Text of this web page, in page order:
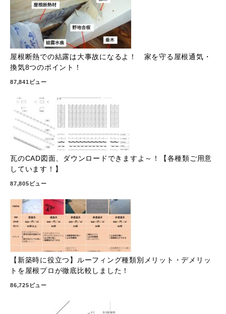
屋根断熱での結露は大事故になるよ！ 家を守る屋根通気・
換気8つのポイント！
87,841ビュー
瓦のCAD図面、ダウンロードできますよ～！【各種類ご用意
しています！】
87,805ビュー
【新築時に役立つ】ルーフィング種類別メリット・デメリッ
トを屋根プロが徹底比較しました！
86,725ビュー